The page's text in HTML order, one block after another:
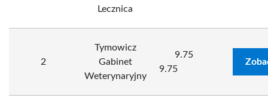
Lecznica
2
Tymowicz
Gabinet
Weterynaryjny
9.75
9.75